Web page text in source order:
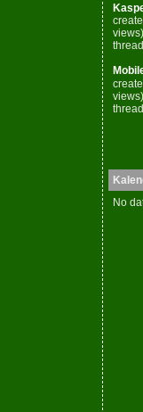
views)
thread
views)
thread
No